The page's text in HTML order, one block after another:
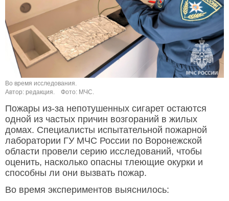
Во время исследования.
Автор: редакция.
Фото: МЧС.
Пожары из-за непотушенных сигарет остаются
одной из частых причин возгораний в жилых
домах. Специалисты испытательной пожарной
лаборатории ГУ МЧС России по Воронежской
области провели серию исследований, чтобы
оценить, насколько опасны тлеющие окурки и
способны ли они вызвать пожар.
Во время экспериментов выяснилось: